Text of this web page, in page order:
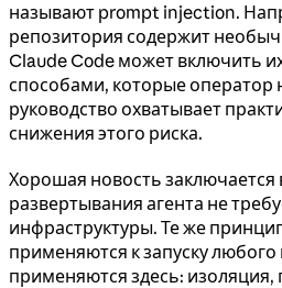
называют prompt injection.
репозитория содержит
Claude Code может включить
способами, которые оператор
руководство охватывает
снижения этого риска.
Хорошая новость заключается
развертывания агента не
инфраструктуры. Те же
применяются к запуску
применяются здесь: